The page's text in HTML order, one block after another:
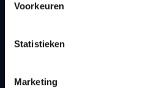
Voorkeuren
Statistieken
Marketing
Bereikbaarheid